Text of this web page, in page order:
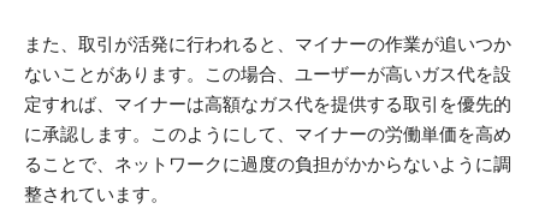
また、取引が活発に行われると、マイナーの作業が追いつか
ないことがあります。この場合、ユーザーが高いガス代を設
定すれば、マイナーは高額なガス代を提供する取引を優先的
に承認します。このようにして、マイナーの労働単価を高め
ることで、ネットワークに過度の負担がかからないように調
整されています。